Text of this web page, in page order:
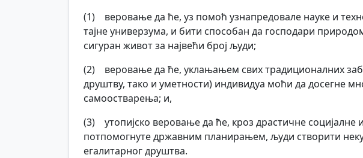
(1) веровање да ће, уз помоћ узнапредовале науке и
тајне универзума, и бити способан да господари
сигуран живот за највећи број људи;
(2) веровање да ће, уклањањем свих традиционалних
друштву, тако и уметности) индивидуа моћи да досегне
самоостварења; и,
(3) утопијско веровање да ће, кроз драстичне социјалне
потпомогнуте државним планирањем, људи створити
егалитарног друштва.